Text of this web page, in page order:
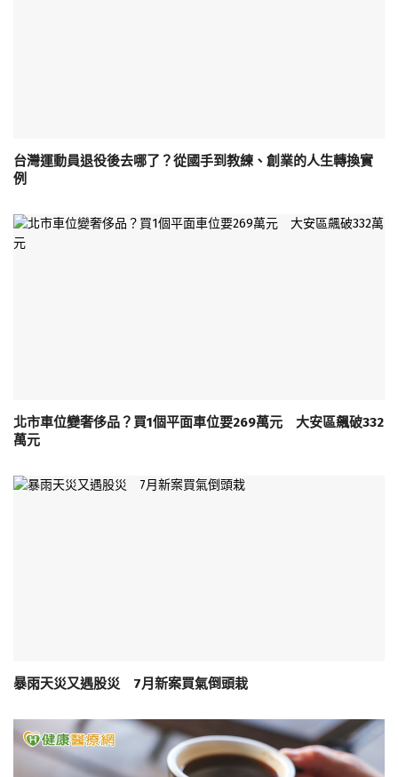
台灣運動員退役後去哪了？從國手到教練、創業的人生轉換實
例
北市車位變奢侈品？買1個平面車位要269萬元 大安區飆破332
萬元
暴雨天災又遇股災 7月新案買氣倒頭栽